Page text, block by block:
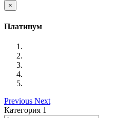
×
Платинум
Previous Next
Категория 1